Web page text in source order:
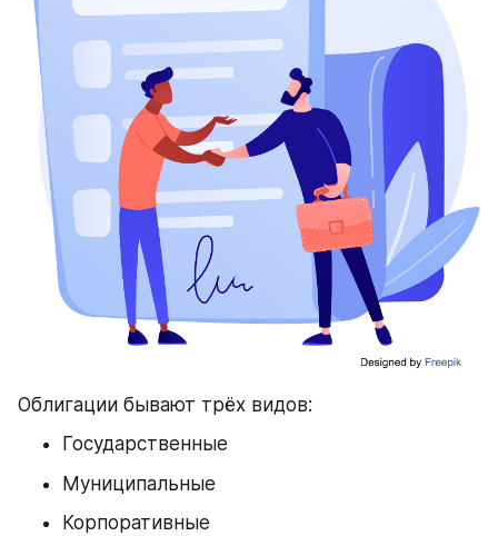
Облигации бывают трёх видов:
Государственные
Муниципальные
Корпоративные